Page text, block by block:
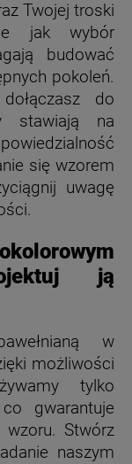
Twojej troski
jak wybór
budować
pokoleń.
do
stawiają na
się wzorem
uwagę
ją
w
możliwości
tylko
gwarantuje
Stwórz
naszym